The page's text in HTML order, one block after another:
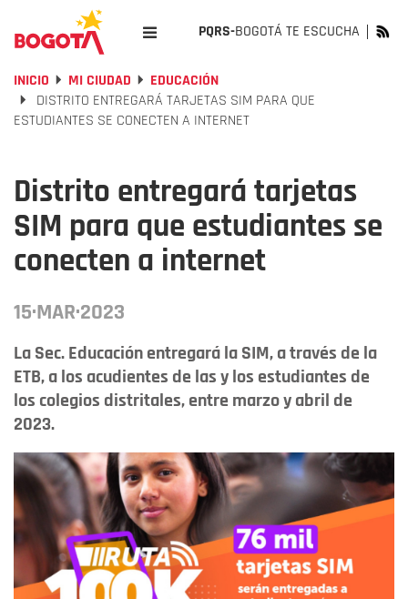
PQRS-BOGOTÁ TE ESCUCHA
INICIO MI CIUDAD
EDUCACIÓN
DISTRITO ENTREGARÁ TARJETAS SIM PARA QUE
ESTUDIANTES SE CONECTEN A INTERNET
Distrito entregará tarjetas
SIM para que estudiantes se
conecten a internet
15·MAR·2023
La Sec. Educación entregará la SIM, a través de la
ETB, a los acudientes de las y los estudiantes de
los colegios distritales, entre marzo y abril de
2023.